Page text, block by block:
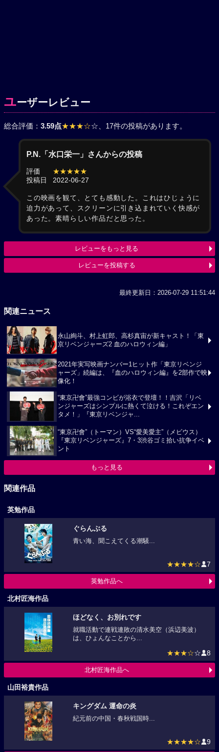
ユーザーレビュー
総合評価： 3.59点★★★☆☆ 、17件の投稿があります。
P.N.「水口栄一」さんからの投稿
評価
★★★★★
投稿日
2022-06-27
この映画を観て、とても感動した。これはひじょうに
迫力があって、スクリーンに引き込まれていく快感が
あった。素晴らしい作品だと思った。
レビューをもっと見る
レビューを投稿する
最終更新日：2026-07-29 11:51:44
関連ニュース
永山絢斗、村上虹郎、高杉真宙が新キャスト！「東
京リベンジャーズ2 血のハロウィン編」
2021年実写映画ナンバー1ヒット作「東京リベンジ
ャーズ」続編は、『血のハロウィン編』を2部作で映
像化！
“東京卍會”最強コンビが浴衣で登壇！！吉沢「リベ
ンジャーズはシンプルに熱くて泣ける！これぞエン
タメ！」『東京リベンジャ...
“東京卍會”（トーマン）VS“愛美愛主”（メビウス）
『東京リベンジャーズ』7・3渋谷ゴミ拾い抗争イベ
ント
もっと見る
関連作品
英勉作品
ぐらんぶる
青い海、聞こえてくる潮騒...
★★★★☆ 7
英勉作品へ
北村匠海作品
ほどなく、お別れです
就職活動で連戦連敗の清水美空（浜辺美波）
は、ひょんなことから...
★★★☆☆ 8
北村匠海作品へ
山田裕貴作品
キングダム 運命の炎
紀元前の中国・春秋戦国時...
★★★★☆ 9